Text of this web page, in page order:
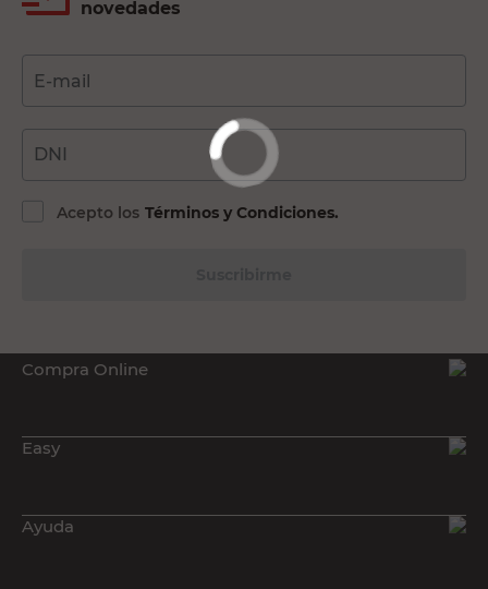
novedades
E-mail
DNI
Acepto los Términos y Condiciones.
Compra Online
Easy
Ayuda